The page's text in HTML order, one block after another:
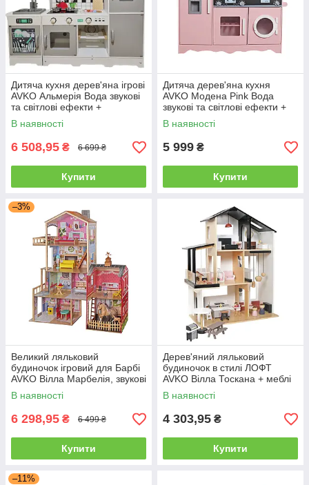
Дитяча кухня дерев'яна ігрові
AVKO Альмерія Вода звукові
та світлові ефекти +
аксесуари
В наявності
6 508,95 ₴ 6 699 ₴
Купити
Дитяча дерев'яна кухня
AVKO Модена Pink Вода
звукові та світлові ефекти +
аксесуари
В наявності
5 999 ₴
Купити
–3%
Великий ляльковий
будиночок ігровий для Барбі
AVKO Вілла Марбелія, звукові
та світлові ефекти
В наявності
6 298,95 ₴ 6 499 ₴
Купити
Дерев'яний ляльковий
будиночок в стилі ЛОФТ
AVKO Вілла Тоскана + меблі
В наявності
4 303,95 ₴
Купити
–11%